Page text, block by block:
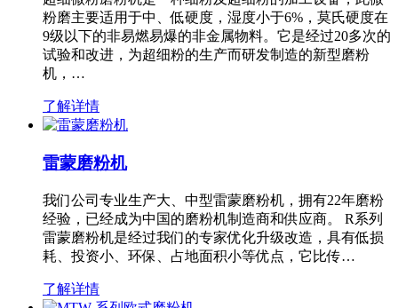
粉磨主要适用于中、低硬度，湿度小于6%，莫氏硬度在
9级以下的非易燃易爆的非金属物料。它是经过20多次的
试验和改进，为超细粉的生产而研发制造的新型磨粉
机，…
了解详情
雷蒙磨粉机
我们公司专业生产大、中型雷蒙磨粉机，拥有22年磨粉
经验，已经成为中国的磨粉机制造商和供应商。 R系列
雷蒙磨粉机是经过我们的专家优化升级改造，具有低损
耗、投资小、环保、占地面积小等优点，它比传…
了解详情